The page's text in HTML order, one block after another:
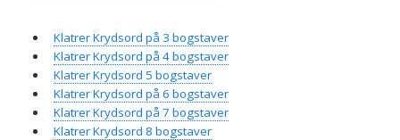
Klatrer Krydsord på 3 bogstaver
Klatrer Krydsord på 4 bogstaver
Klatrer Krydsord 5 bogstaver
Klatrer Krydsord på 6 bogstaver
Klatrer Krydsord på 7 bogstaver
Klatrer Krydsord 8 bogstaver